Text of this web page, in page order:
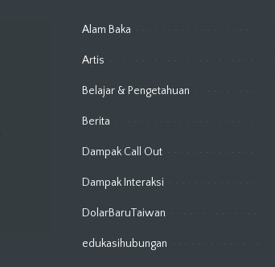
Alam Baka
Artis
Belajar & Pengetahuan
Berita
Dampak Call Out
Dampak Interaksi
DolarBaruTaiwan
edukasihubungan